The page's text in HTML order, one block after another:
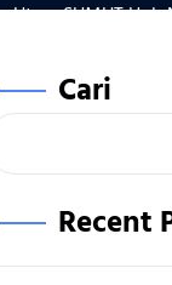
SUMUT Hub
Cari
Recent